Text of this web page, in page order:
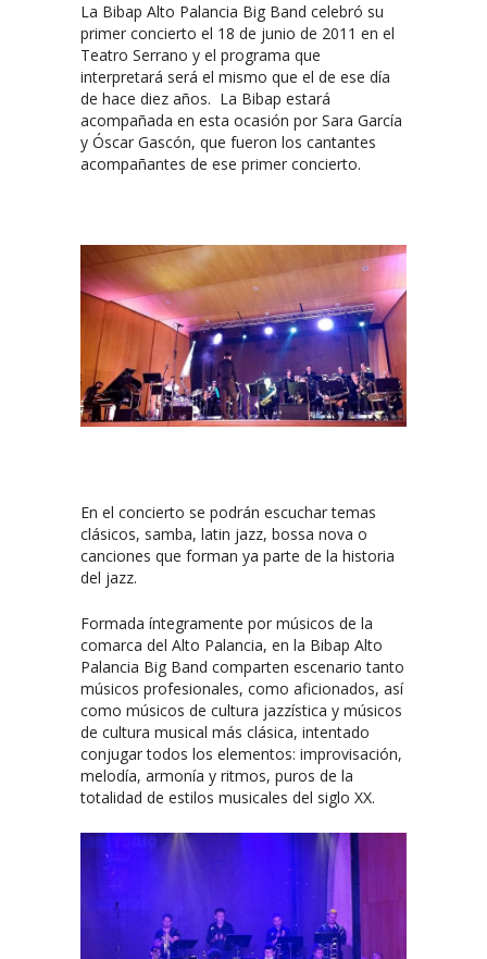
La Bibap Alto Palancia Big Band celebró su
primer concierto el 18 de junio de 2011 en el
Teatro Serrano y el programa que
interpretará será el mismo que el de ese día
de hace diez años. La Bibap estará
acompañada en esta ocasión por Sara García
y Óscar Gascón, que fueron los cantantes
acompañantes de ese primer concierto.
En el concierto se podrán escuchar temas
clásicos, samba, latin jazz, bossa nova o
canciones que forman ya parte de la historia
del jazz.
Formada íntegramente por músicos de la
comarca del Alto Palancia, en la Bibap Alto
Palancia Big Band comparten escenario tanto
músicos profesionales, como aficionados, así
como músicos de cultura jazzística y músicos
de cultura musical más clásica, intentado
conjugar todos los elementos: improvisación,
melodía, armonía y ritmos, puros de la
totalidad de estilos musicales del siglo XX.